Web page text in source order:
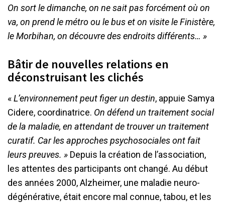
On sort le dimanche, on ne sait pas forcément où on
va, on prend le métro ou le bus et on visite le Finistère,
le Morbihan, on découvre des endroits différents… »
Bâtir de nouvelles relations en
déconstruisant les clichés
«L’environnement peut figer un destin, appuie Samya
Cidere, coordinatrice. On défend un traitement social
de la maladie, en attendant de trouver un traitement
curatif. Car les approches psychosociales ont fait
leurs preuves. » Depuis la création de l’association,
les attentes des participants ont changé. Au début
des années 2000, Alzheimer, une maladie neuro-
dégénérative, était encore mal connue, tabou, et les